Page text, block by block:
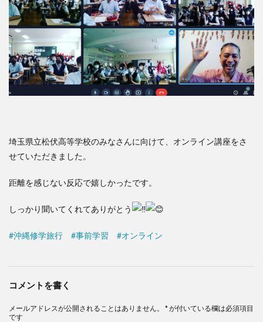
埼玉県立松伏高等学校のみなさんに向けて、オンライン講座をさ
せていただきました。
距離を感じない反応で嬉しかったです。
しっかり聞いてくれてありがとう
#沖縄修学旅行 #事前学習 #オンライン
コメントを書く
メールアドレスが公開されることはありません。 *が付いている欄は必須項目
です